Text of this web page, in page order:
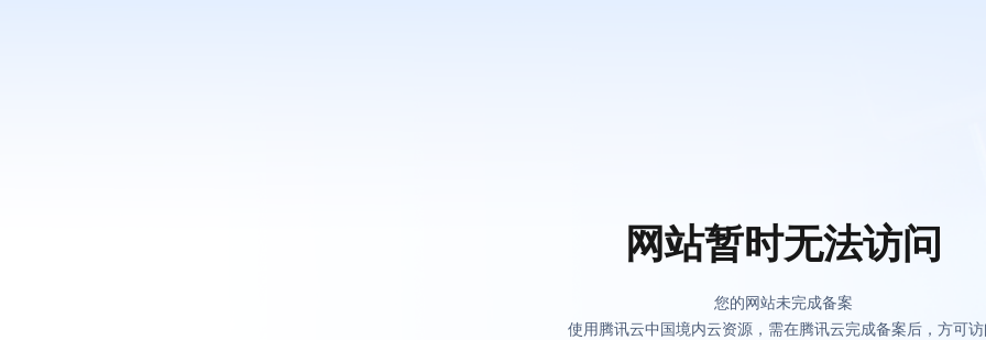
网站暂时无法访问
您的网站未完成备案
使用腾讯云中国境内云资源，需在腾讯云完成备案后，方可